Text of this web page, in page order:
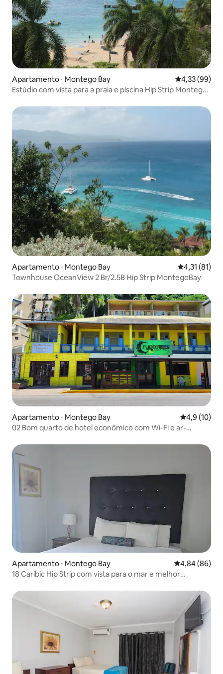
Apartamento ⋅ Montego Bay 4,33 de uma
4,33 (99)
Estúdio com vista para a praia e piscina Hip Strip Montego
Apartamento ⋅ Montego Bay 4,31 de uma
4,31 (81)
Townhouse OceanView 2 Br/2.5B Hip Strip MontegoBay
Apartamento ⋅ Montego Bay 4,9 de uma
4,9 (10)
02 Bom quarto de hotel econômico com Wi-Fi e ar-
Apartamento ⋅ Montego Bay 4,84 de uma
4,84 (86)
18 Caribic Hip Strip com vista para o mar e melhor